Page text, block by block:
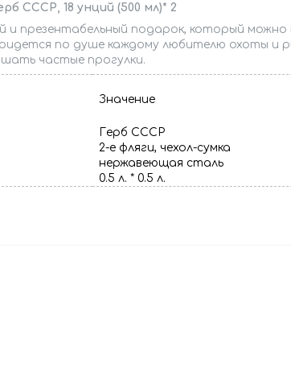
СССР, 18 унций (500 мл)* 2
и презентабельный подарок, который
по душе каждому любителю охоты и
частые прогулки.
Значение
Герб СССР
2-е фляги, чехол-сумка
нержавеющая сталь
0.5 л. * 0.5 л.